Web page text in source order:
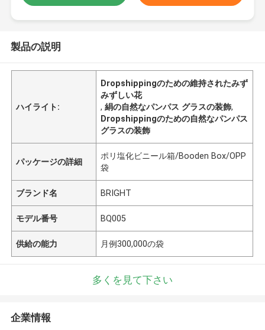
製品の説明
ハイライト:
Dropshippingのための維持されたみず
みずしい花
,絹の自然なパンパス グラスの装飾,
Dropshippingのための自然なパンパス
グラスの装飾
パッケージの詳細
ポリ塩化ビニール箱/Booden Box/OPP
袋
ブランド名 BRIGHT
モデル番号 BQ005
供給の能力 月例300,000の袋
多くを見て下さい
企業情報